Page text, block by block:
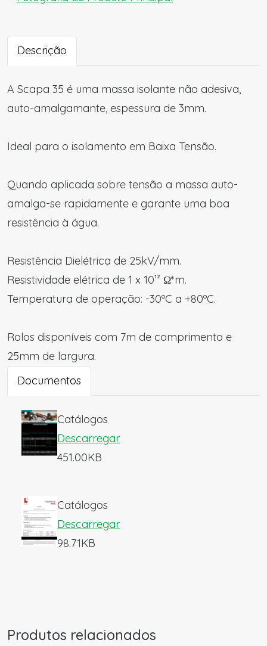
Descrição
A Scapa 35 é uma massa isolante não adesiva,
auto-amalgamante, espessura de 3mm.
Ideal para o isolamento em Baixa Tensão.
Quando aplicada sobre tensão a massa auto-
amalga-se rapidamente e garante uma boa
resistência à água.
Resistência Dielétrica de 25kV/mm.
Resistividade elétrica de 1 x 10¹² Ω*m.
Temperatura de operação: -30ºC a +80ºC.
Rolos disponíveis com 7m de comprimento e
25mm de largura.
Documentos
Catálogos
Descarregar
451.00KB
Catálogos
Descarregar
98.71KB
Produtos relacionados